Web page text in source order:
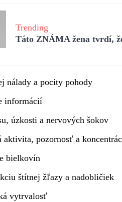
Trending
Táto ZNÁMA žena tvrdí,
nálady a pocity pohody
informácií
úzkosti a nervových šokov
aktivita, pozornosť a
bielkovín
štítnej žľazy a nadobličiek
vytrvalosť